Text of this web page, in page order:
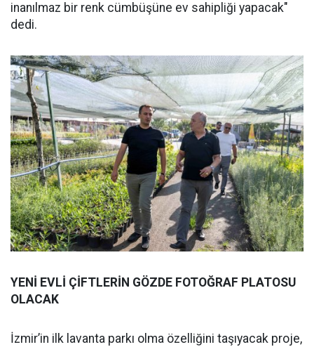
inanılmaz bir renk cümbüşüne ev sahipliği yapacak"
dedi.
YENİ EVLİ ÇİFTLERİN GÖZDE FOTOĞRAF PLATOSU
OLACAK
İzmir’in ilk lavanta parkı olma özelliğini taşıyacak proje,